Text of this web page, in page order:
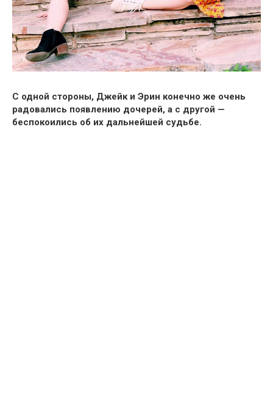
С одной стороны, Джейк и Эрин конечно же очень
радовались появлению дочерей, а с другой —
беспокоились об их дальнейшей судьбе.